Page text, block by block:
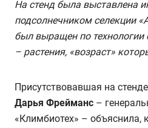
На стенд была выставлена
подсолнечником селекции
был выращен по
– растения, «возраст»
Присутствовавшая на
Дарья Фрейманс –
«Климбиотех» – объяснила,